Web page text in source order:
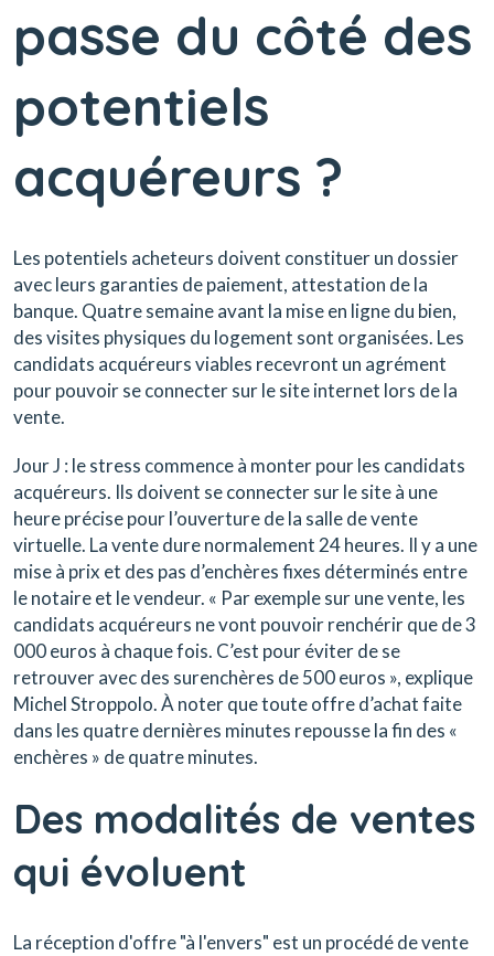
passe du côté des
potentiels
acquéreurs ?
Les potentiels acheteurs doivent constituer un dossier
avec leurs garanties de paiement, attestation de la
banque. Quatre semaine avant la mise en ligne du bien,
des visites physiques du logement sont organisées. Les
candidats acquéreurs viables recevront un agrément
pour pouvoir se connecter sur le site internet lors de la
vente.
Jour J : le stress commence à monter pour les candidats
acquéreurs. Ils doivent se connecter sur le site à une
heure précise pour l’ouverture de la salle de vente
virtuelle. La vente dure normalement 24 heures. Il y a une
mise à prix et des pas d’enchères fixes déterminés entre
le notaire et le vendeur. « Par exemple sur une vente, les
candidats acquéreurs ne vont pouvoir renchérir que de 3
000 euros à chaque fois. C’est pour éviter de se
retrouver avec des surenchères de 500 euros », explique
Michel Stroppolo. À noter que toute offre d’achat faite
dans les quatre dernières minutes repousse la fin des «
enchères » de quatre minutes.
Des modalités de ventes
qui évoluent
La réception d'offre "à l'envers" est un procédé de vente